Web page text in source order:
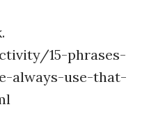
15-phrases-
always-use-that-